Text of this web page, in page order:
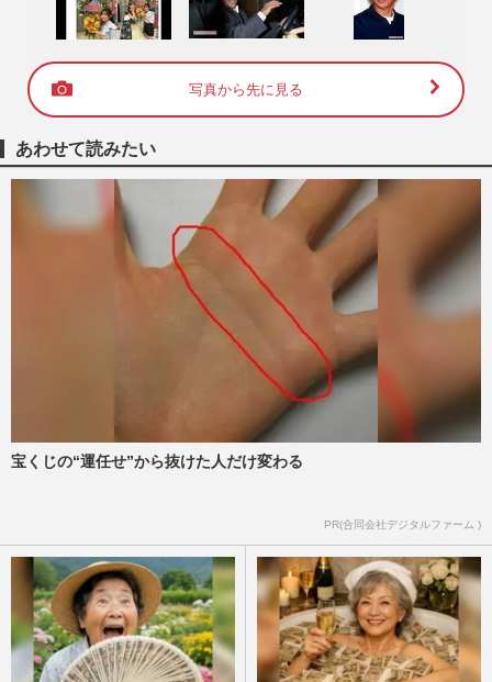
写真から先に見る
あわせて読みたい
宝くじの“運任せ”から抜けた人だけ変わる
PR(合同会社デジタルファーム )